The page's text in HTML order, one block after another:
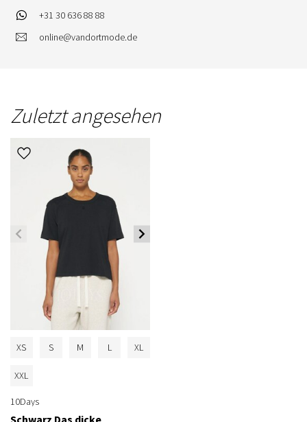
+31 30 636 88 88
online@vandortmode.de
Zuletzt angesehen
XS S M L XL
XXL
10Days